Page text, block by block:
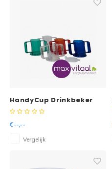
HandyCup Drinkbeker
met deksel -
€--,--
Vergelijk